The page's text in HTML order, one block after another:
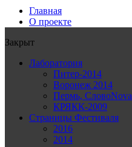
Главная
О проекте
Закрыт
Лаборатория
Питер-2014
Воронеж 2014
Пермь, СловоNova
КРЯКК-2009
Страницы Фестиваля
2016
2014